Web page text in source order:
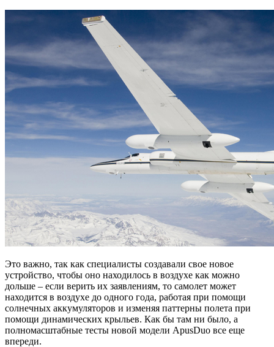
Это важно, так как специалисты создавали свое новое
устройство, чтобы оно находилось в воздухе как можно
дольше – если верить их заявлениям, то самолет может
находится в воздухе до одного года, работая при помощи
солнечных аккумуляторов и изменяя паттерны полета при
помощи динамических крыльев. Как бы там ни было, а
полномасштабные тесты новой модели ApusDuo все еще
впереди.